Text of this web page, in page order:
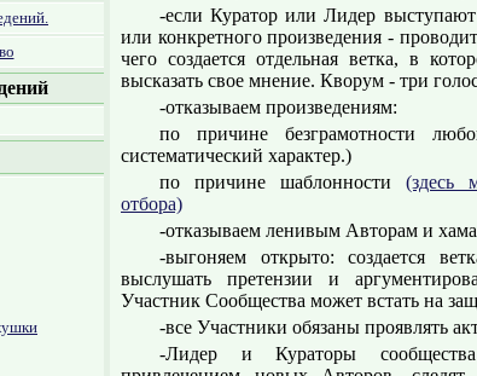
-если Куратор или Лидер
или конкретного произведения -
чего создается отдельная ветка, в
высказать свое мнение. Кворум - три
-отказываем произведениям:
по причине безграмотности
систематический характер.)
по причине шаблонности (здесь
отбора)
-отказываем ленивым Авторам и
-выгоняем открыто: создается
выслушать претензии и
Участник Сообщества может встать на
-все Участники обязаны проявлять
-Лидер и Кураторы